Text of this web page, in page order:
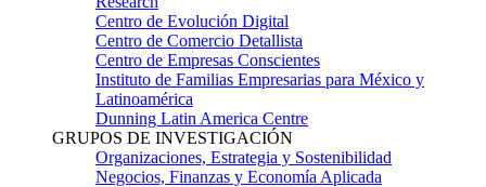
Centro de Evolución Digital
Centro de Comercio Detallista
Centro de Empresas Conscientes
Instituto de Familias Empresarias para México y
Latinoamérica
Dunning Latin America Centre
GRUPOS DE INVESTIGACIÓN
Organizaciones, Estrategia y Sostenibilidad
Negocios, Finanzas y Economía Aplicada